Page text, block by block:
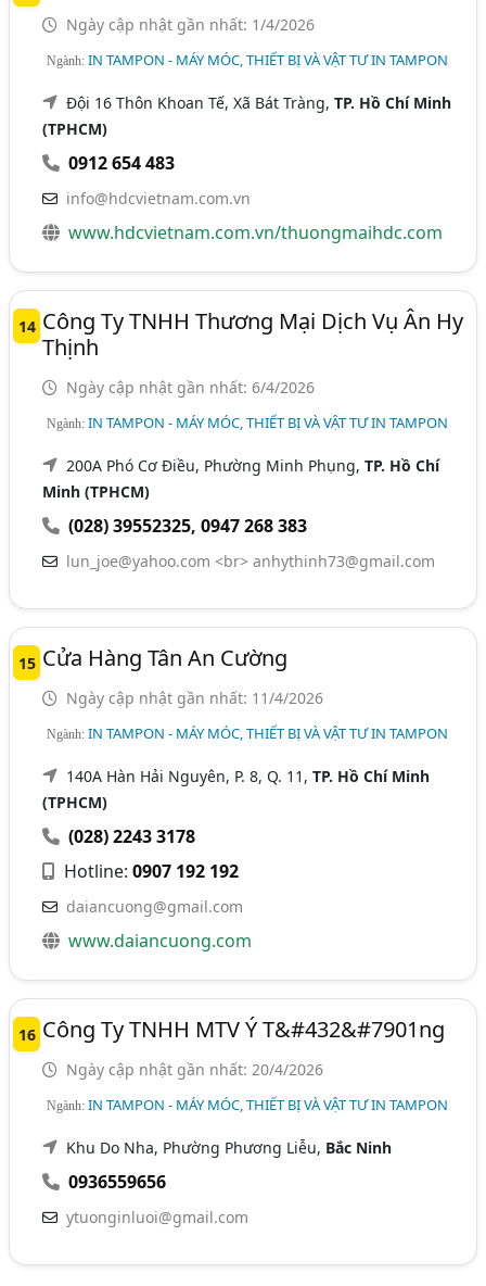
Ngày cập nhật gần nhất: 1/4/2026
Ngành:IN TAMPON - MÁY MÓC, THIẾT BỊ VÀ VẬT TƯ IN TAMPON
Đội 16 Thôn Khoan Tế, Xã Bát Tràng,TP. Hồ Chí Minh
(TPHCM)
0912 654 483
info@hdcvietnam.com.vn
www.hdcvietnam.com.vn/thuongmaihdc.com
14 Công Ty TNHH Thương Mại Dịch Vụ Ân Hy
Thịnh
Ngày cập nhật gần nhất: 6/4/2026
Ngành:IN TAMPON - MÁY MÓC, THIẾT BỊ VÀ VẬT TƯ IN TAMPON
200A Phó Cơ Điều, Phường Minh Phụng,TP. Hồ Chí
Minh (TPHCM)
(028) 39552325,0947 268 383
lun_joe@yahoo.com <br>anhythinh73@gmail.com
15 Cửa Hàng Tân An Cường
Ngày cập nhật gần nhất: 11/4/2026
Ngành:IN TAMPON - MÁY MÓC, THIẾT BỊ VÀ VẬT TƯ IN TAMPON
140A Hàn Hải Nguyên, P. 8, Q. 11,TP. Hồ Chí Minh
(TPHCM)
(028) 2243 3178
Hotline:0907 192 192
daiancuong@gmail.com
www.daiancuong.com
16 Công Ty TNHH MTV Ý T&#432&#7901ng
Ngày cập nhật gần nhất: 20/4/2026
Ngành:IN TAMPON - MÁY MÓC, THIẾT BỊ VÀ VẬT TƯ IN TAMPON
Khu Do Nha, Phường Phương Liễu, Bắc Ninh
0936559656
ytuonginluoi@gmail.com